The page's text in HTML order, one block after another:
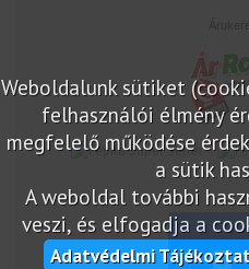
Weboldalunk sütiket
felhasználói élmény
megfelelő működése
a sütik
A weboldal további
veszi, és elfogadja a
Adatvédelmi